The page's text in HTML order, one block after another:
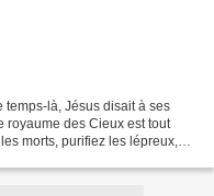
temps-là, Jésus disait à ses
royaume des Cieux est tout
morts, purifiez les lépreux,